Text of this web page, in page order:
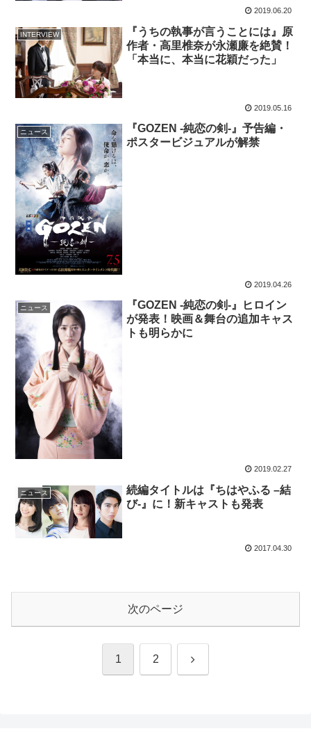
2019.06.20
INTERVIEW
『うちの執事が言うことには』原
作者・高里椎奈が永瀬廉を絶賛！
「本当に、本当に花穎だった」
2019.05.16
ニュース
『GOZEN -純恋の剣-』予告編・
ポスタービジュアルが解禁
2019.04.26
ニュース
『GOZEN -純恋の剣-』ヒロイン
が発表！映画＆舞台の追加キャス
トも明らかに
2019.02.27
ニュース
続編タイトルは『ちはやふる –結
び-』に！新キャストも発表
2017.04.30
次のページ
1 2 次